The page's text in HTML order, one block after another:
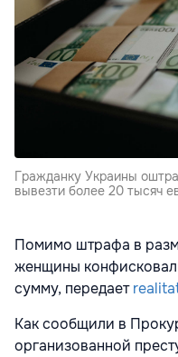
Гражданку Украины
вывезти более 20 тысяч
Помимо штрафа в
женщины
сумму, передает
Как сообщили в
организованной